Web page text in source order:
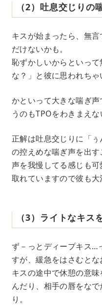
（2）吐息交じりの
キスが始まったら、無
だけないかも。
恥ずかしいからといっ
な？」と彼に思われちゃ
かといって大きな喘ぎ
うのもTPOをわきまえな
正解は吐息交じりに「
の控えめな喘ぎ声を出す
声を我慢してる感じも
取れていますので彼も大
（3）ライトなキス
ず－っとディープキス…
すが、緩急をはさむとな
キスの途中で休憩の意
んだり、相手の唇をな
り。